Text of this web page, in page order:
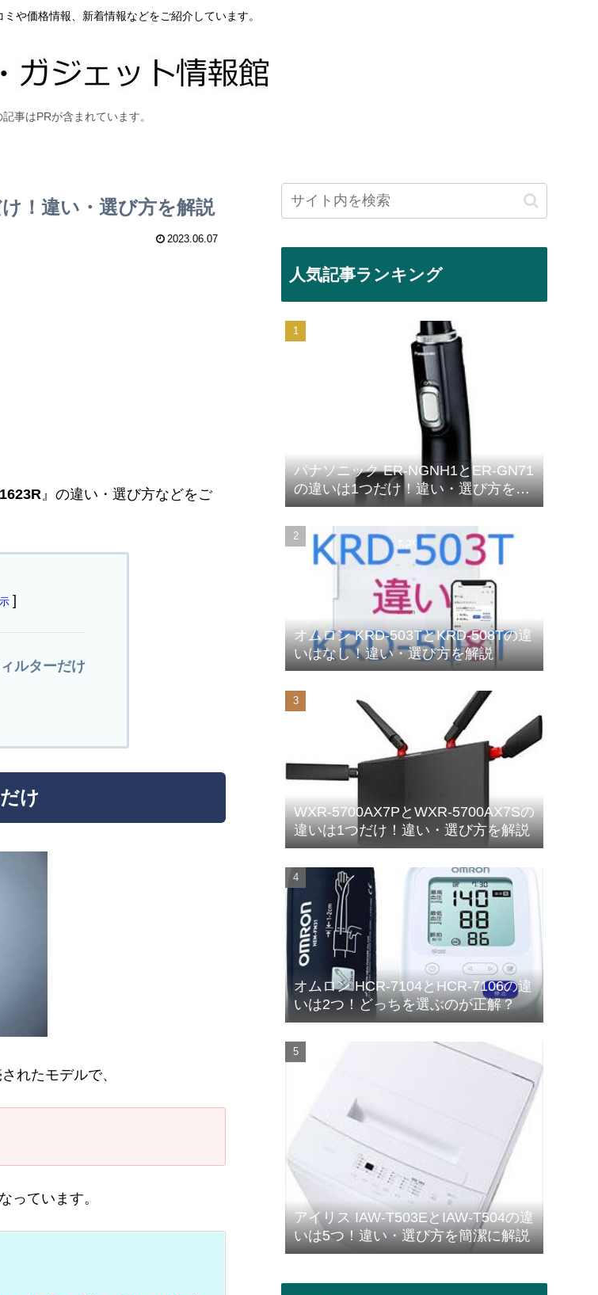
や価格情報、新着情報などをご紹介しています。
記事はPRが含まれています。
！違い・選び方を解説
2023.06.07
』の違い・選び方などをご
]
ルターだけ
け
れたモデルで、
っています。
人気記事ランキング
パナソニック ER-NGNH1とER-GN71
の違いは1つだけ！違い・選び方を解
説
オムロン KRD-503TとKRD-508Tの違
いはなし！違い・選び方を解説
WXR-5700AX7PとWXR-5700AX7Sの
違いは1つだけ！違い・選び方を解説
オムロン HCR-7104とHCR-7106の違
いは2つ！どっちを選ぶのが正解？
アイリス IAW-T503EとIAW-T504の違
いは5つ！違い・選び方を簡潔に解説